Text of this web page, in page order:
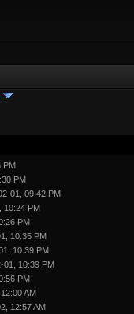
PM
PM
01, 09:42 PM
10:24 PM
PM
10:35 PM
10:39 PM
01, 10:39 PM
PM
AM
12:57 AM